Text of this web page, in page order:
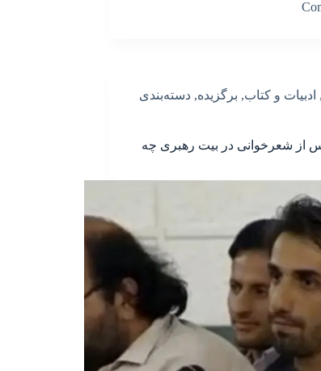
, ادبیات و کتاب, برگزیده,دسته‌بندی
از شعرخوانی در بیت رهبری چه